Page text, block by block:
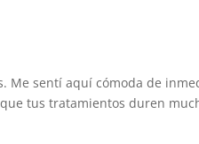
Me sentí aquí cómoda de
tus tratamientos duren